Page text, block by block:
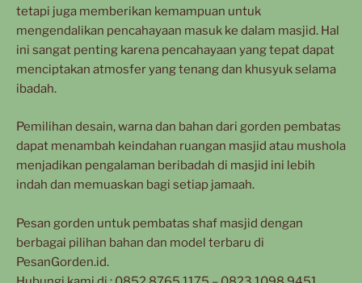
tetapi juga memberikan kemampuan untuk
mengendalikan pencahayaan masuk ke dalam masjid. Hal
ini sangat penting karena pencahayaan yang tepat dapat
menciptakan atmosfer yang tenang dan khusyuk selama
ibadah.
Pemilihan desain, warna dan bahan dari gorden pembatas
dapat menambah keindahan ruangan masjid atau mushola
menjadikan pengalaman beribadah di masjid ini lebih
indah dan memuaskan bagi setiap jamaah.
Pesan gorden untuk pembatas shaf masjid dengan
berbagai pilihan bahan dan model terbaru di
PesanGorden.id.